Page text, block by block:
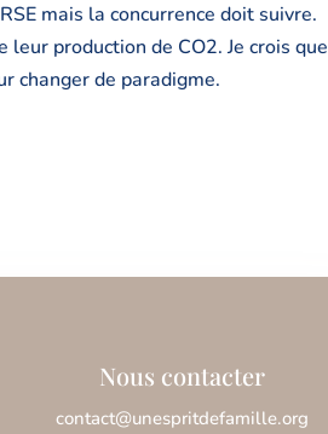
mais la concurrence doit suivre.
production de CO2. Je crois que
changer de paradigme.
Nous contacter
contact@unespritdefamille.org